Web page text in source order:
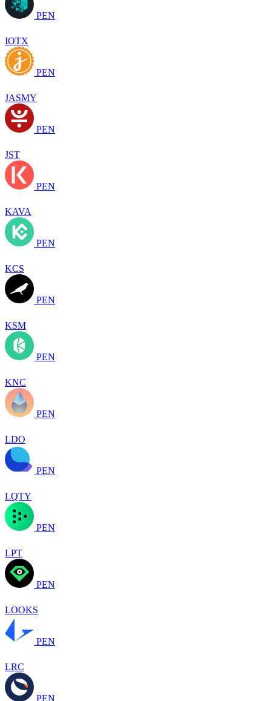
PEN
IOTX
PEN
JASMY
PEN
JST
PEN
KAVA
PEN
KCS
PEN
KSM
PEN
KNC
PEN
LDO
PEN
LQTY
PEN
LPT
PEN
LOOKS
PEN
LRC
PEN